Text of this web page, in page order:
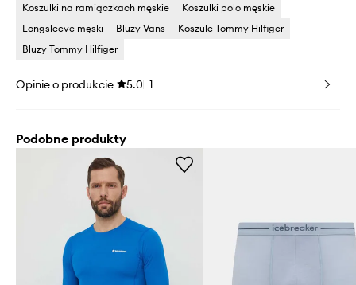
Koszulki na ramiączkach męskie
Koszulki polo męskie
Longsleeve męski
Bluzy Vans
Koszule Tommy Hilfiger
Bluzy Tommy Hilfiger
Opinie o produkcie 5.0 1
Podobne produkty